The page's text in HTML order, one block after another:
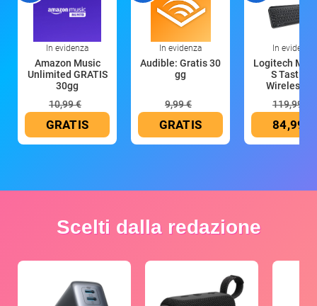
In evidenza
Amazon Music
Unlimited GRATIS
30gg
10,99 €
GRATIS
In evidenza
Audible: Gratis 30
gg
9,99 €
GRATIS
In evidenza
Logitech MX
S Tastiera
Wireless
119,99 €
84,99 €
Scelti dalla redazione